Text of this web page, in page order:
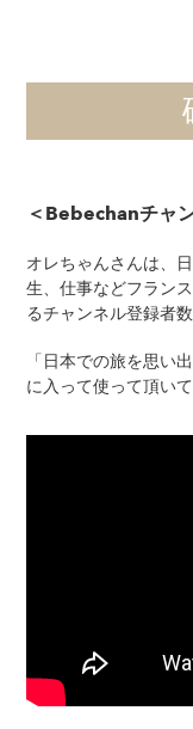
＜Bebechanチャ
オレちゃんさんは、
生、仕事などフラン
るチャンネル登録者
「日本での旅を思い
に入って使って頂いて